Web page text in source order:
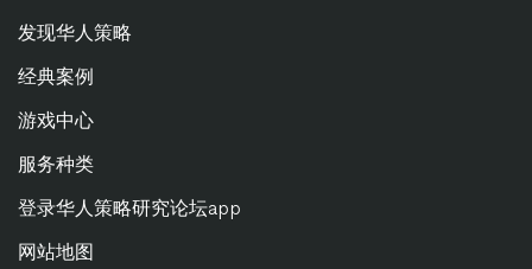
发现华人策略
经典案例
游戏中心
服务种类
登录华人策略研究论坛app
网站地图